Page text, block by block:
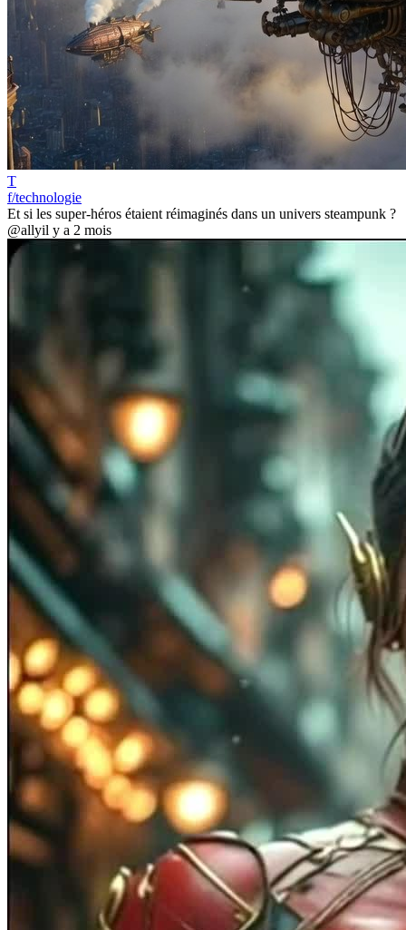
T
f/technologie
Et si les super-héros étaient réimaginés dans un univers steampunk ?
@allyil y a 2 mois